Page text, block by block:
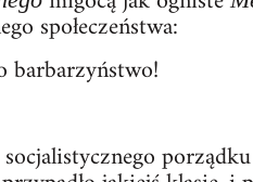
społeczeństwa:
barbarzyństwo!